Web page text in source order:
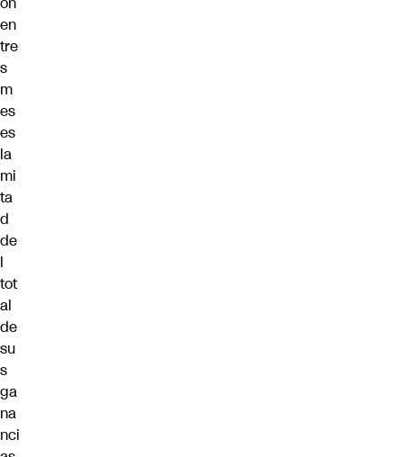
en
tre
s
m
es
es
la
mi
ta
d
de
l
tot
al
de
su
s
ga
na
nci